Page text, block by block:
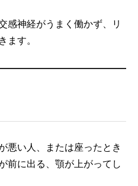
感神経がうまく働かず、リ
ます。
悪い人、または座ったとき
前に出る、顎が上がってし